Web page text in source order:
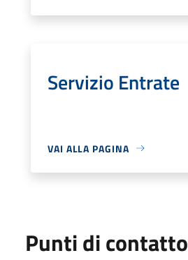
Servizio Entrate
VAI ALLA PAGINA
Punti di contatto